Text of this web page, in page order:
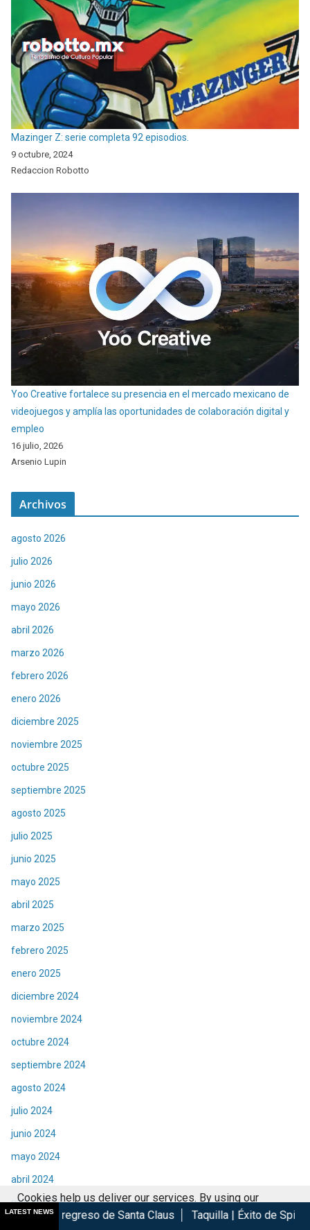
Mazinger Z: serie completa 92 episodios.
9 octubre, 2024
Redaccion Robotto
Yoo Creative fortalece su presencia en el mercado mexicano de
videojuegos y amplía las oportunidades de colaboración digital y
empleo
16 julio, 2026
Arsenio Lupin
Archivos
agosto 2026
julio 2026
junio 2026
mayo 2026
abril 2026
marzo 2026
febrero 2026
enero 2026
diciembre 2025
noviembre 2025
octubre 2025
septiembre 2025
agosto 2025
julio 2025
junio 2025
mayo 2025
abril 2025
marzo 2025
febrero 2025
enero 2025
diciembre 2024
noviembre 2024
octubre 2024
septiembre 2024
agosto 2024
julio 2024
junio 2024
mayo 2024
abril 2024
marzo 2024
LATEST NEWS
de Santa Claus Taquilla | Éxito de Spider-Man Brand New
Cookies help us deliver our services. By using our
services, you agree to our use of cookies.
Got it